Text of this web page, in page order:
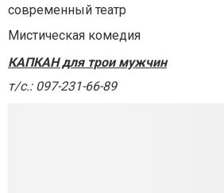
современный театр
Мистическая комедия
КАПКАН для трои мужчин
т/с.: 097-231-66-89